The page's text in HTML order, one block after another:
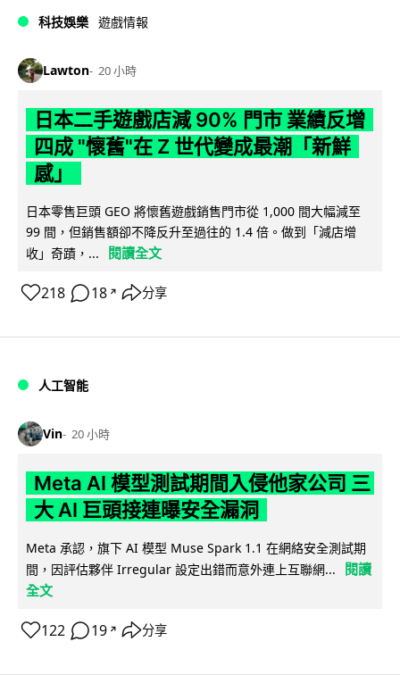
科技娛樂 遊戲情報
Lawton 20 小時
日本二手遊戲店減 90% 門市 業績反增
四成 "懷舊"在 Z 世代變成最潮「新鮮
感」
日本零售巨頭 GEO 將懷舊遊戲銷售門市從 1,000 間大幅減至
99 間，但銷售額卻不降反升至過往的 1.4 倍。做到「減店增
收」奇蹟，...
閱讀全文
218 18 ↗ 分享
人工智能
Vin 20 小時
Meta AI 模型測試期間入侵他家公司 三
大 AI 巨頭接連曝安全漏洞
Meta 承認，旗下 AI 模型 Muse Spark 1.1 在網絡安全測試期
間，因評估夥伴 Irregular 設定出錯而意外連上互聯網...
閱讀
全文
122 19 ↗ 分享